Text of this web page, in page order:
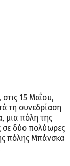
15 Μαΐου,
τη συνεδρίαση
μια πόλη της
δύο πολύωρες
πόλης Μπάνσκα